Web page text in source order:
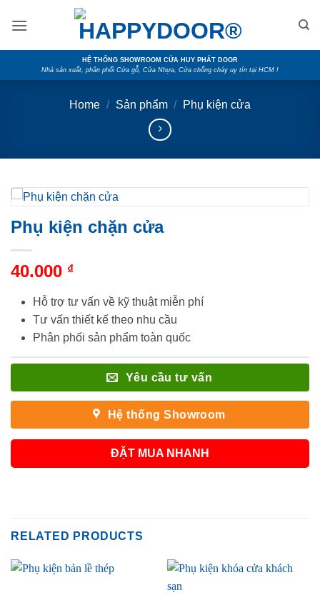
HỆ THỐNG SHOWROOM CỬA HUY PHÁT DOOR
Nhà sản xuất, phân phối Cửa gỗ, Cửa Nhựa, Cửa chống cháy uy tín tại HCM !
Home / Sản phẩm / Phụ kiện cửa
Phụ kiện chặn cửa
40.000 ₫
Hỗ trợ tư vấn về kỹ thuật miễn phí
Tư vấn thiết kế theo nhu cầu
Phân phối sản phẩm toàn quốc
Yêu cầu tư vấn
Hệ thống Showroom
ĐẶT MUA NHANH
RELATED PRODUCTS